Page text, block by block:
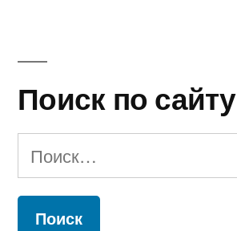
записей
Поиск по сайту
Найти: